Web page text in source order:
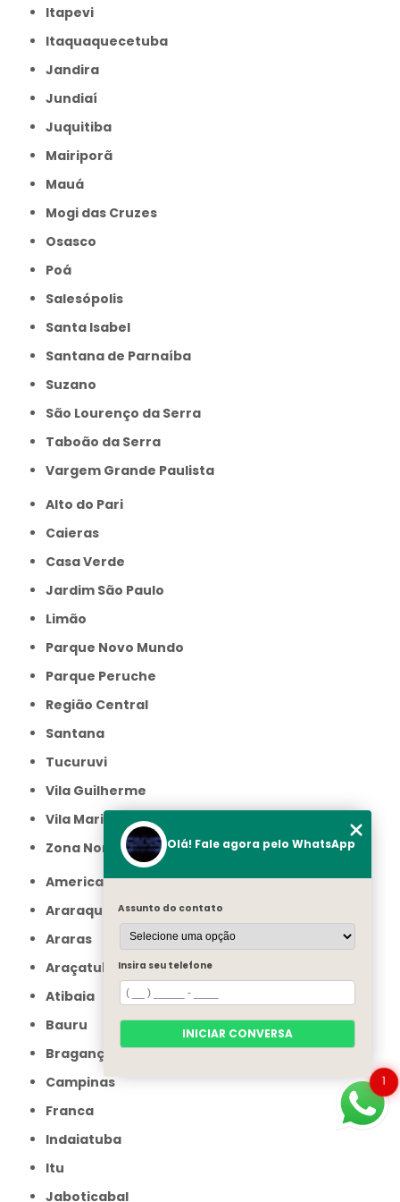
Itapevi
Itaquaquecetuba
Jandira
Jundiaí
Juquitiba
Mairiporã
Mauá
Mogi das Cruzes
Osasco
Poá
Salesópolis
Santa Isabel
Santana de Parnaíba
Suzano
São Lourenço da Serra
Taboão da Serra
Vargem Grande Paulista
Alto do Pari
Caieras
Casa Verde
Jardim São Paulo
Limão
Parque Novo Mundo
Parque Peruche
Região Central
Santana
Tucuruvi
Vila Guilherme
Vila Maria
Zona Norte
Americana
Araraquara
Araras
Araçatuba
Atibaia
Bauru
Bragança Paulista
Campinas
Franca
Indaiatuba
Itu
Jaboticabal
1
Olá! Fale agora pelo WhatsApp
Assunto do contato
Insira seu telefone
INICIAR CONVERSA